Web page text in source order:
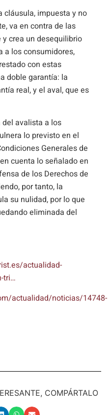
cláusula, impuesta y no
va en contra de las
crea un desequilibrio
a los consumidores,
con estas
doble garantía: la
real, y el aval, que es
del avalista a los
lo previsto en el
Generales de
cuenta lo señalado en
de los Derechos de
por tanto, la
su nulidad, por lo que
eliminada del
actualidad-
tri…
actualidad/noticias/14748-
COMPÁRTALO